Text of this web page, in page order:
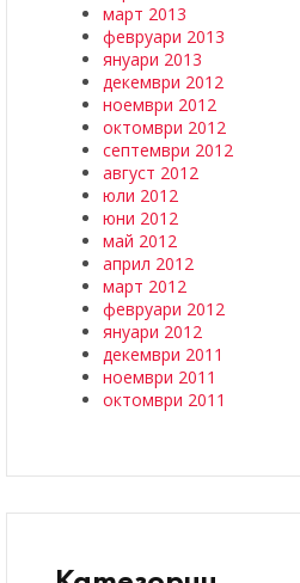
март 2013
февруари 2013
януари 2013
декември 2012
ноември 2012
октомври 2012
септември 2012
август 2012
юли 2012
юни 2012
май 2012
април 2012
март 2012
февруари 2012
януари 2012
декември 2011
ноември 2011
октомври 2011